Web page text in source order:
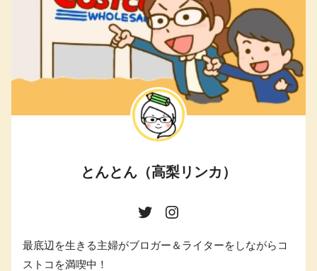
とんとん（高梨リンカ）
最底辺を生きる主婦がブロガー＆ライターをしながらコ
ストコを満喫中！